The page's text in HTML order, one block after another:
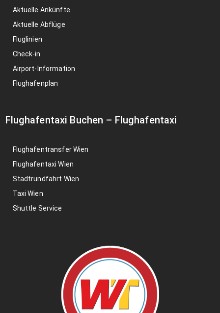
Aktuelle Ankünfte
Aktuelle Abflüge
Fluglinien
Check-in
Airport-Information
Flughafenplan
Flughafentaxi Buchen – Flughafentaxi
Flughafentransfer Wien
Flughafentaxi Wien
Stadtrundfahrt Wien
Taxi Wien
Shuttle Service